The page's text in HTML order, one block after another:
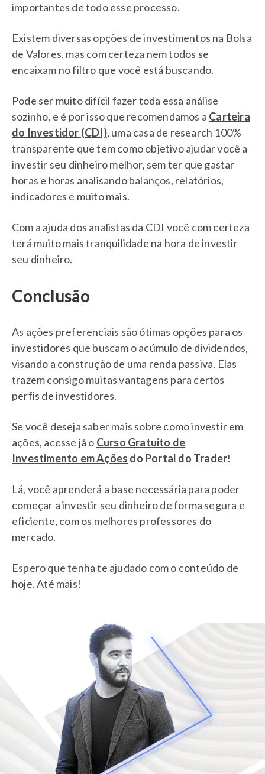
importantes de todo esse processo.
Existem diversas opções de investimentos na Bolsa
de Valores, mas com certeza nem todos se
encaixam no filtro que você está buscando.
Pode ser muito difícil fazer toda essa análise
sozinho, e é por isso que recomendamos a Carteira
do Investidor (CDI), uma casa de research 100%
transparente que tem como objetivo ajudar você a
investir seu dinheiro melhor, sem ter que gastar
horas e horas analisando balanços, relatórios,
indicadores e muito mais.
Com a ajuda dos analistas da CDI você com certeza
terá muito mais tranquilidade na hora de investir
seu dinheiro.
Conclusão
As ações preferenciais são ótimas opções para os
investidores que buscam o acúmulo de dividendos,
visando a construção de uma renda passiva. Elas
trazem consigo muitas vantagens para certos
perfis de investidores.
Se você deseja saber mais sobre como investir em
ações, acesse já o Curso Gratuito de
Investimento em Ações do Portal do Trader!
Lá, você aprenderá a base necessária para poder
começar a investir seu dinheiro de forma segura e
eficiente, com os melhores professores do
mercado.
Espero que tenha te ajudado com o conteúdo de
hoje. Até mais!